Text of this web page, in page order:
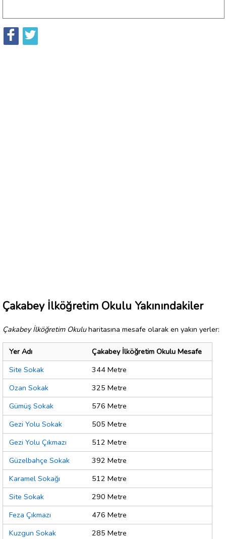
Çakabey İlköğretim Okulu Yakınındakiler
Çakabey İlköğretim Okuluharitasına mesafe olarak en yakın yerler:
Yer Adı
Çakabey İlköğretim Okulu Mesafe
Site Sokak
344 Metre
Ozan Sokak
325 Metre
Gümüş Sokak
576 Metre
Gezi Yolu Sokak
505 Metre
Gezi Yolu Çıkmazı
512 Metre
Güzelbahçe Sokak
392 Metre
Karamel Sokağı
512 Metre
Site Sokak
290 Metre
Feza Çıkmazı
476 Metre
Kuzgun Sokak
285 Metre